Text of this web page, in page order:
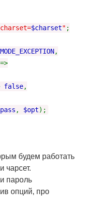
$charset" ;
,
=>
false,
, $opt);
будем работать
чарсет.
пароль
опций, про